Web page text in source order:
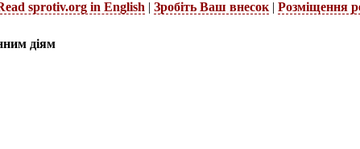
sprotiv.org in English | Зробіть Ваш внесок | Розміщення
діям